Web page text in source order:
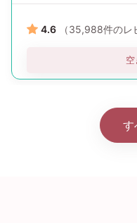
4.6 （35,988件のレ
す